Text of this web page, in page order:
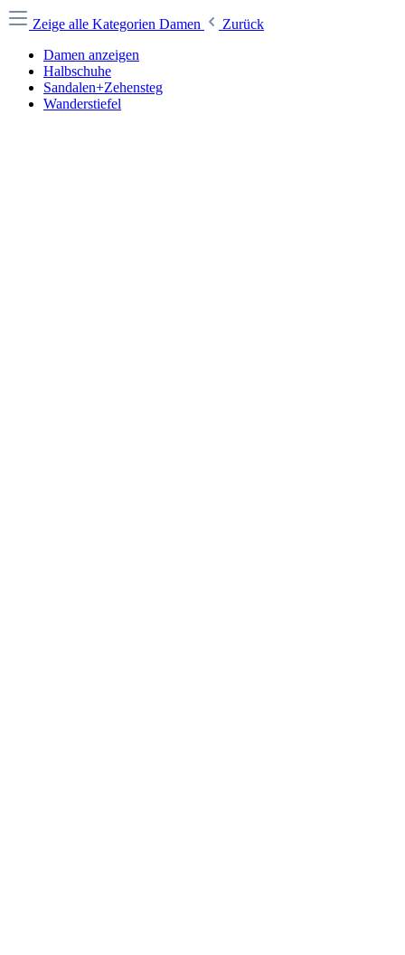
Zeige alle Kategorien Damen
Zurück
Damen anzeigen
Halbschuhe
Sandalen+Zehensteg
Wanderstiefel